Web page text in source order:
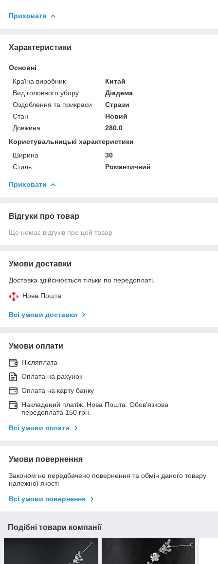
Приховати
Характеристики
Основні
Країна виробник
Китай
Вид головного убору
Діадема
Оздоблення та прикраси
Стрази
Стан
Новий
Довжина
280.0
Користувальницькі характеристики
Ширина
30
Стиль
Романтичний
Приховати
Відгуки про товар
Ще немає відгуків про цей товар
Умови доставки
Доставка здійснюється тільки по передоплаті.
Нова Пошта
Всі умови доставки
Умови оплати
Післяплата
Оплата на рахунок
Оплата на карту банку
Накладений платіж. Нова Пошта. Обов'язкова
передоплата 150 грн.
Всі умови оплати
Умови повернення
Законом не передбачено повернення та обмін даного товару
належної якості
Всі умови повернення
Подібні товари компанії